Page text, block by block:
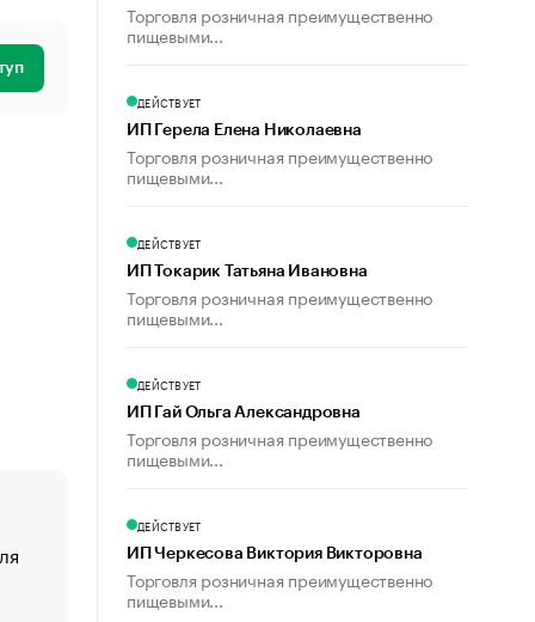
«От спорта тело стареет иначе». Как живет глава
создавшей GTA
«Деньги будут не нужны»: что рассказал Маск в
Торговля розничная преимущественно
пищевыми...
ДЕЙСТВУЕТ
ИП Герела Елена Николаевна
Торговля розничная преимущественно
пищевыми...
ДЕЙСТВУЕТ
ИП Токарик Татьяна Ивановна
Торговля розничная преимущественно
пищевыми...
ДЕЙСТВУЕТ
ИП Гай Ольга Александровна
Торговля розничная преимущественно
пищевыми...
ДЕЙСТВУЕТ
ИП Черкесова Виктория Викторовна
Торговля розничная преимущественно
пищевыми...